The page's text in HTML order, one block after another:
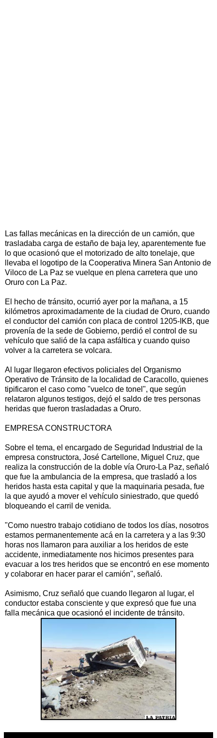
Las fallas mecánicas en la dirección de un camión, que
trasladaba carga de estaño de baja ley, aparentemente fue
lo que ocasionó que el motorizado de alto tonelaje, que
llevaba el logotipo de la Cooperativa Minera San Antonio de
Viloco de La Paz se vuelque en plena carretera que uno
Oruro con La Paz.
El hecho de tránsito, ocurrió ayer por la mañana, a 15
kilómetros aproximadamente de la ciudad de Oruro, cuando
el conductor del camión con placa de control 1205-IKB, que
provenía de la sede de Gobierno, perdió el control de su
vehículo que salió de la capa asfáltica y cuando quiso
volver a la carretera se volcara.
Al lugar llegaron efectivos policiales del Organismo
Operativo de Tránsito de la localidad de Caracollo, quienes
tipificaron el caso como "vuelco de tonel", que según
relataron algunos testigos, dejó el saldo de tres personas
heridas que fueron trasladadas a Oruro.
EMPRESA CONSTRUCTORA
Sobre el tema, el encargado de Seguridad Industrial de la
empresa constructora, José Cartellone, Miguel Cruz, que
realiza la construcción de la doble vía Oruro-La Paz, señaló
que fue la ambulancia de la empresa, que trasladó a los
heridos hasta esta capital y que la maquinaria pesada, fue
la que ayudó a mover el vehículo siniestrado, que quedó
bloqueando el carril de venida.
"Como nuestro trabajo cotidiano de todos los días, nosotros
estamos permanentemente acá en la carretera y a las 9:30
horas nos llamaron para auxiliar a los heridos de este
accidente, inmediatamente nos hicimos presentes para
evacuar a los tres heridos que se encontró en ese momento
y colaborar en hacer parar el camión", señaló.
Asimismo, Cruz señaló que cuando llegaron al lugar, el
conductor estaba consciente y que expresó que fue una
falla mecánica que ocasionó el incidente de tránsito.